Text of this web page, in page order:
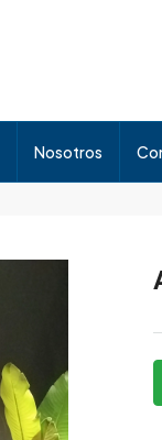
Nosotros